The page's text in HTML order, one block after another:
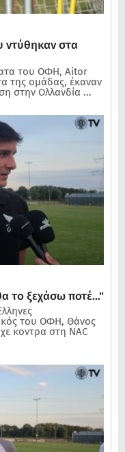
ντύθηκαν στα
του ΟΦΗ, Aitor
της ομάδας, έκαναν
στην Ολλανδία ...
το ξεχάσω ποτέ..."
του ΟΦΗ, Θάνος
κοντρα στη NAC